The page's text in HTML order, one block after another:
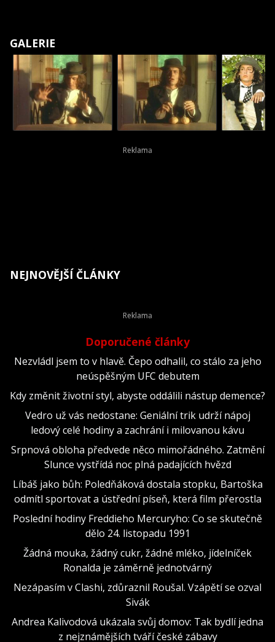
GALERIE
NEJNOVĚJŠÍ ČLÁNKY
Doporučené články
Nezvládl jsem to v hlavě. Čepo odhalil, co stálo za jeho
neúspěšným UFC debutem
Kdy změnit životní styl, abyste oddálili nástup demence?
Vedro už vás nedostane: Geniální trik udrží nápoj
ledový celé hodiny a zachrání i milovanou kávu
Srpnová obloha předvede něco mimořádného. Zatmění
Slunce vystřídá noc plná padajících hvězd
Líbáš jako bůh: Poledňáková dostala stopku, Bartoška
odmítl sportovat a ústřední píseň, která film přerostla
Poslední hodiny Freddieho Mercuryho: Co se skutečně
dělo 24. listopadu 1991
Žádná mouka, žádný cukr, žádné mléko, jídelníček
Ronalda je záměrně jednotvárný
Nezápasím v Clashi, zdůraznil Roušal. Vzápětí se ozval
Sivák
Andrea Kalivodová ukázala svůj domov: Tak bydlí jedna
z nejznámějších tváří české zábavy